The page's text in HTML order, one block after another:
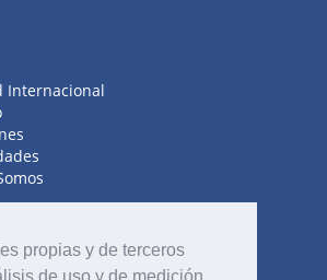
propias y de terceros
Internacional